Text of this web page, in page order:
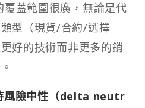
覆蓋範圍很廣，無論是代
型（現貨/合約/選擇
好的技術而非更多的銷
風險中性（delta neutr